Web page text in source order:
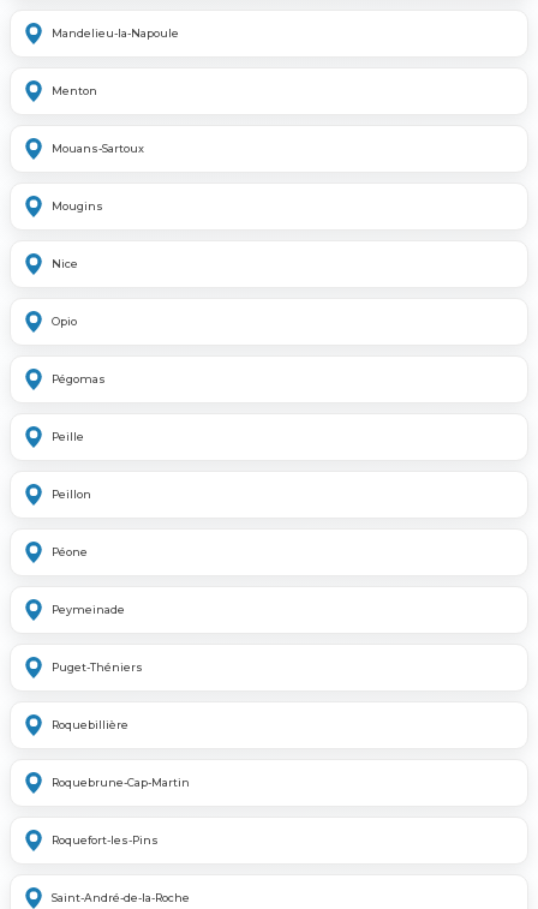
Mandelieu-la-Napoule
Menton
Mouans-Sartoux
Mougins
Nice
Opio
Pégomas
Peille
Peillon
Péone
Peymeinade
Puget-Théniers
Roquebillière
Roquebrune-Cap-Martin
Roquefort-les-Pins
Saint-André-de-la-Roche